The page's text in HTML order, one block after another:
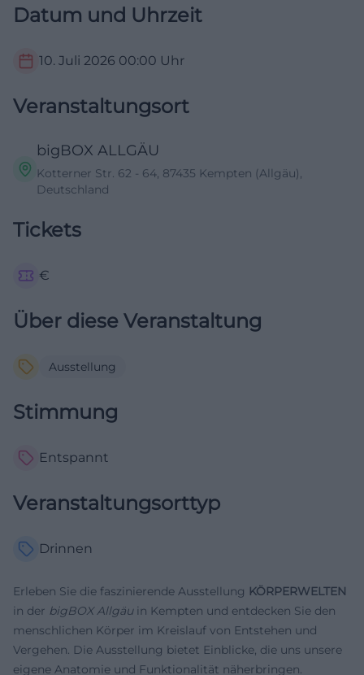
Datum und Uhrzeit
10. Juli 2026 00:00 Uhr
Veranstaltungsort
bigBOX ALLGÄU
Kotterner Str. 62 - 64, 87435 Kempten (Allgäu),
Deutschland
Tickets
€
Über diese Veranstaltung
Ausstellung
Stimmung
Entspannt
Veranstaltungsorttyp
Drinnen
Erleben Sie die faszinierende Ausstellung KÖRPERWELTEN
in der bigBOX Allgäuin Kempten und entdecken Sie den
menschlichen Körper im Kreislauf von Entstehen und
Vergehen. Die Ausstellung bietet Einblicke, die uns unsere
eigene Anatomie und Funktionalität näherbringen.